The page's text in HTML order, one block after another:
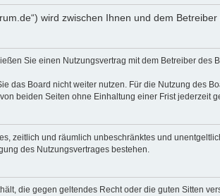
wird zwischen Ihnen und dem
Sie einen Nutzungsvertrag mit dem Betreiber des
das Board nicht weiter nutzen. Für die Nutzung des
beiden Seiten ohne Einhaltung einer Frist jederzeit
zeitlich und räumlich unbeschränktes und
des Nutzungsvertrages bestehen.
die gegen geltendes Recht oder die guten Sitten